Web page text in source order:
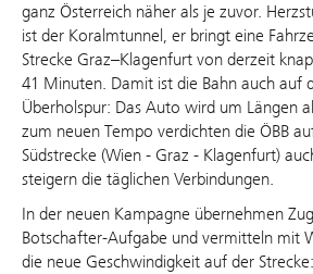
ganz Österreich näher als je zuvor.
ist der Koralmtunnel, er bringt eine
Strecke Graz–Klagenfurt von derzeit
41 Minuten. Damit ist die Bahn auch auf
Überholspur: Das Auto wird um Längen
zum neuen Tempo verdichten die ÖBB
Südstrecke (Wien - Graz - Klagenfurt)
steigern die täglichen Verbindungen.
In der neuen Kampagne übernehmen
Botschafter-Aufgabe und vermitteln mit
die neue Geschwindigkeit auf der